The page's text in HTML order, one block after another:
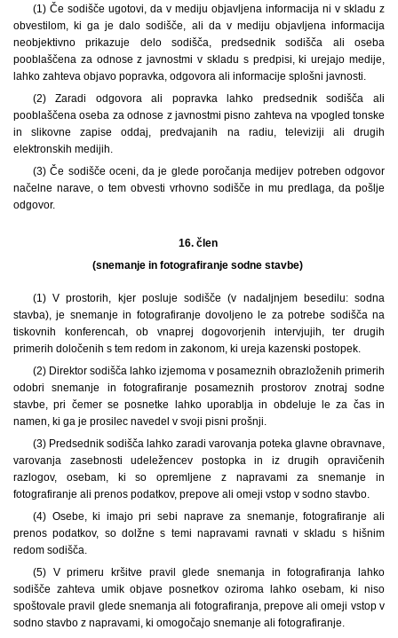
(1) Če sodišče ugotovi, da v mediju objavljena informacija ni v skladu z
obvestilom, ki ga je dalo sodišče, ali da v mediju objavljena informacija
neobjektivno prikazuje delo sodišča, predsednik sodišča ali oseba
pooblaščena za odnose z javnostmi v skladu s predpisi, ki urejajo medije,
lahko zahteva objavo popravka, odgovora ali informacije splošni javnosti.
(2) Zaradi odgovora ali popravka lahko predsednik sodišča ali
pooblaščena oseba za odnose z javnostmi pisno zahteva na vpogled tonske
in slikovne zapise oddaj, predvajanih na radiu, televiziji ali drugih
elektronskih medijih.
(3) Če sodišče oceni, da je glede poročanja medijev potreben odgovor
načelne narave, o tem obvesti vrhovno sodišče in mu predlaga, da pošlje
odgovor.
16. člen
(snemanje in fotografiranje sodne stavbe)
(1) V prostorih, kjer posluje sodišče (v nadaljnjem besedilu: sodna
stavba), je snemanje in fotografiranje dovoljeno le za potrebe sodišča na
tiskovnih konferencah, ob vnaprej dogovorjenih intervjujih, ter drugih
primerih določenih s tem redom in zakonom, ki ureja kazenski postopek.
(2) Direktor sodišča lahko izjemoma v posameznih obrazloženih primerih
odobri snemanje in fotografiranje posameznih prostorov znotraj sodne
stavbe, pri čemer se posnetke lahko uporablja in obdeluje le za čas in
namen, ki ga je prosilec navedel v svoji pisni prošnji.
(3) Predsednik sodišča lahko zaradi varovanja poteka glavne obravnave,
varovanja zasebnosti udeležencev postopka in iz drugih opravičenih
razlogov, osebam, ki so opremljene z napravami za snemanje in
fotografiranje ali prenos podatkov, prepove ali omeji vstop v sodno stavbo.
(4) Osebe, ki imajo pri sebi naprave za snemanje, fotografiranje ali
prenos podatkov, so dolžne s temi napravami ravnati v skladu s hišnim
redom sodišča.
(5) V primeru kršitve pravil glede snemanja in fotografiranja lahko
sodišče zahteva umik objave posnetkov oziroma lahko osebam, ki niso
spoštovale pravil glede snemanja ali fotografiranja, prepove ali omeji vstop v
sodno stavbo z napravami, ki omogočajo snemanje ali fotografiranje.